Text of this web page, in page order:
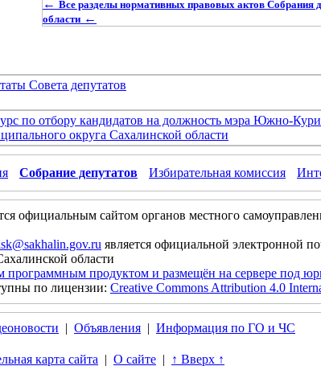
← Все разделы нормативных правовых актов
области ←
Совета депутатов
по отбору кандидатов на должность мэра Южно-
округа Сахалинской области
Собрание депутатов Избирательная комиссия
официальным сайтом органов местного
является официальной электронной
области
программным продуктом и размещён на сервере под
по лицензии: Creative Commons Attribution 4.0
| Объявления | Информация по ГО и ЧС
карта сайта | О сайте | ↑ Вверх ↑